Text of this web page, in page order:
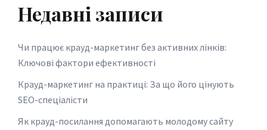
Недавні записи
Чи працює крауд-маркетинг без активних лінків:
Ключові фактори ефективності
Крауд-маркетинг на практиці: За що його цінують
SEO-спеціалісти
Як крауд-посилання допомагають молодому сайту